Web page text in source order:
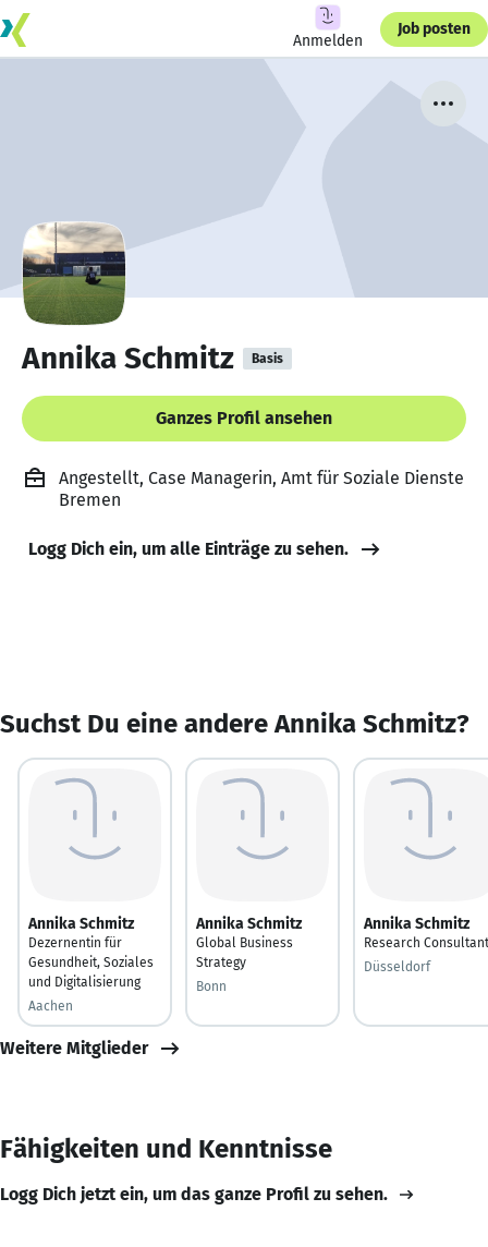
Anmelden
Job posten
Annika Schmitz Basis
Ganzes Profil ansehen
Angestellt, Case Managerin, Amt für Soziale Dienste
Bremen
Logg Dich ein, um alle Einträge zu sehen.
Suchst Du eine andere Annika Schmitz?
Annika Schmitz
Dezernentin für
Gesundheit, Soziales
und Digitalisierung
Aachen
Annika Schmitz
Global Business
Strategy
Bonn
Annika Schmitz
Research Consultant
Düsseldorf
Weitere Mitglieder
Fähigkeiten und Kenntnisse
Logg Dich jetzt ein, um das ganze Profil zu sehen.